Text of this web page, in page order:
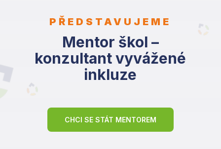
PŘEDSTAVUJEME
Mentor škol –
konzultant vyvážené
inkluze
CHCI SE STÁT MENTOREM